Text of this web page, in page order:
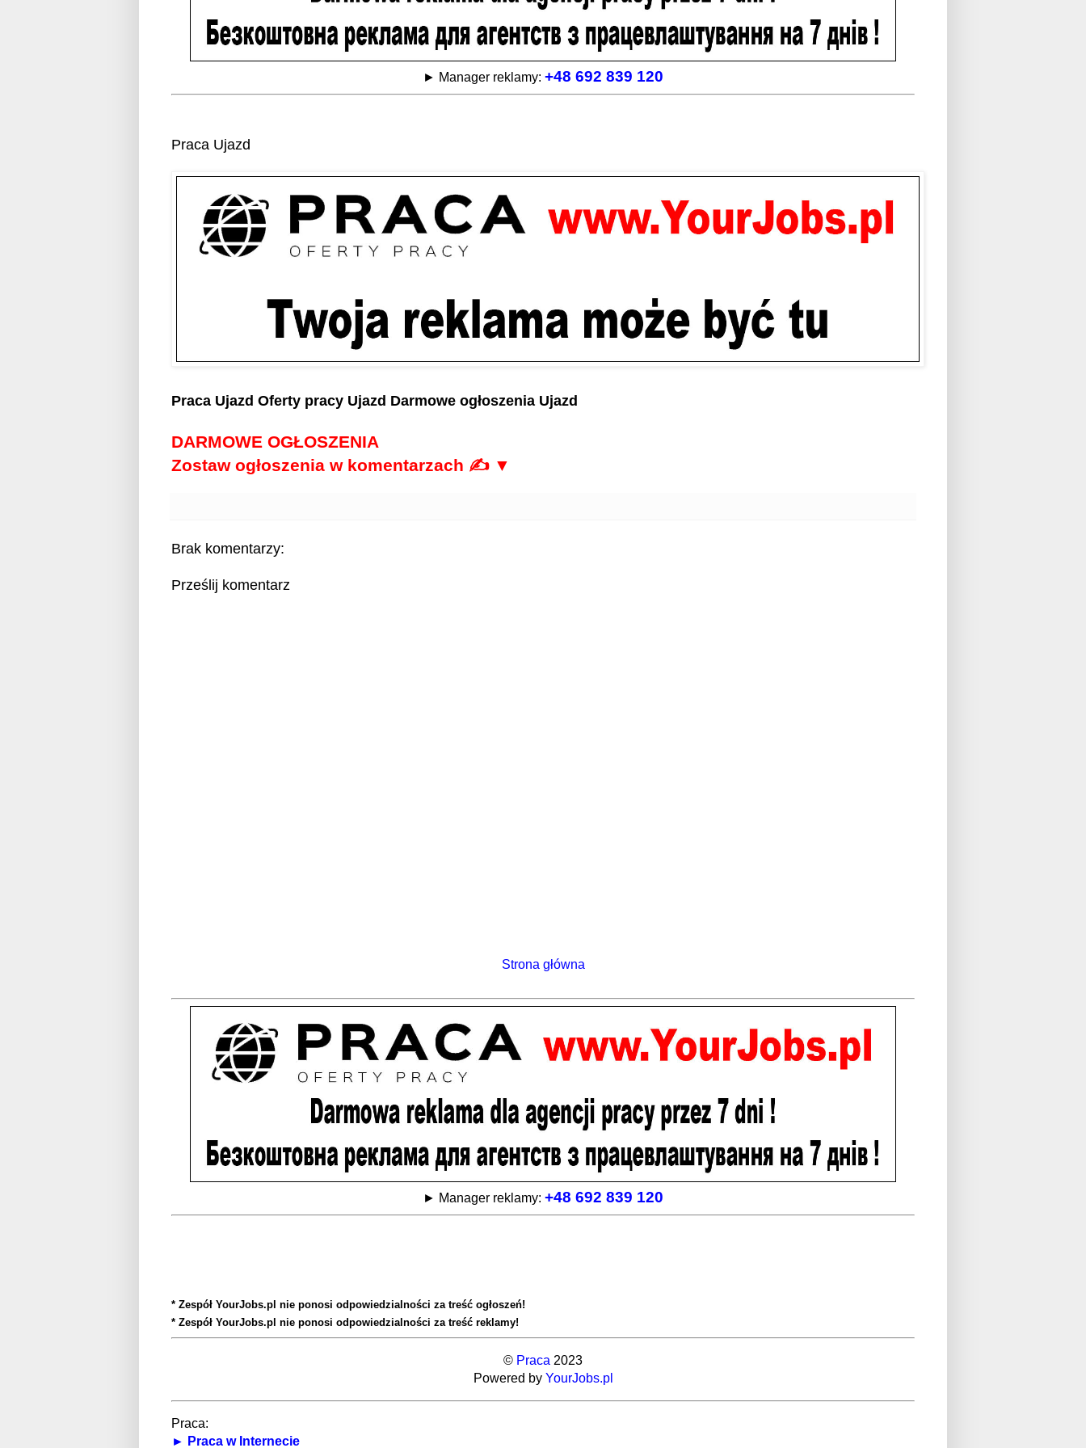
► Manager reklamy: +48 692 839 120
Praca Ujazd
Praca Ujazd Oferty pracy Ujazd Darmowe ogłoszenia Ujazd
DARMOWE OGŁOSZENIA
Zostaw ogłoszenia w komentarzach ✍ ▼
Brak komentarzy:
Prześlij komentarz
Strona główna
► Manager reklamy: +48 692 839 120
* Zespół YourJobs.pl nie ponosi odpowiedzialności za treść ogłoszeń!
* Zespół YourJobs.pl nie ponosi odpowiedzialności za treść reklamy!
© Praca 2023
Powered by YourJobs.pl
Praca:
► Praca w Internecie